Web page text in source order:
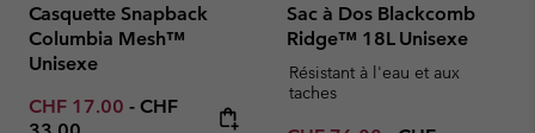
Casquette Snapback
Columbia Mesh™
Unisexe
Minimum sale price:
CHF 17.00 - Maximum price:
CHF
Sac à Dos Blackcomb
Ridge™ 18L Unisexe
Résistant à l'eau et aux
taches